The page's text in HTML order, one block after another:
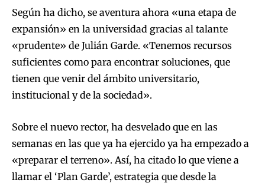
Según ha dicho, se aventura ahora «una etapa de
expansión» en la universidad gracias al talante
«prudente» de Julián Garde. «Tenemos recursos
suficientes como para encontrar soluciones, que
tienen que venir del ámbito universitario,
institucional y de la sociedad».
Sobre el nuevo rector, ha desvelado que en las
semanas en las que ya ha ejercido ya ha empezado a
«preparar el terreno». Así, ha citado lo que viene a
llamar el ‘Plan Garde’, estrategia que desde la